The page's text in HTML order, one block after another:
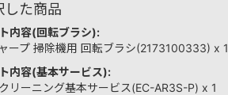
した商品
内容(回転ブラシ):
ープ 掃除機用 回転ブラシ(2173100333) x 1
内容(基本サービス):
リーニング基本サービス(EC-AR3S-P) x 1